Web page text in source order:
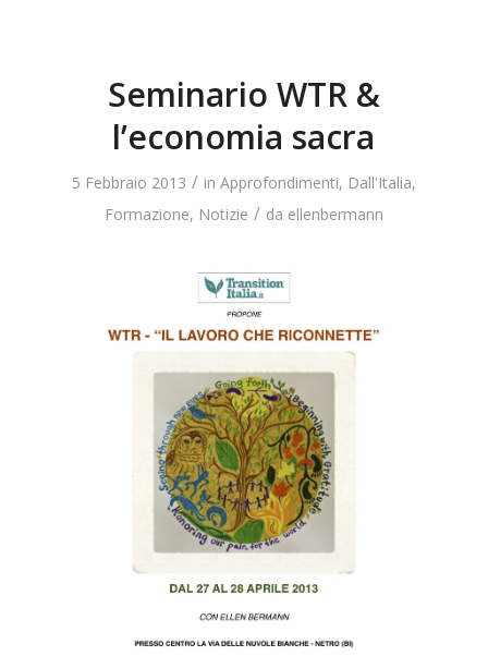
Seminario WTR &
l’economia sacra
5 Febbraio 2013 / in Approfondimenti, Dall'Italia,
Formazione, Notizie / da ellenbermann